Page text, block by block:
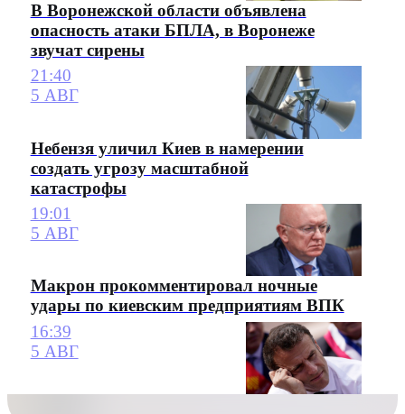
В Воронежской области объявлена
опасность атаки БПЛА, в Воронеже
звучат сирены
21:40
5 АВГ
Небензя уличил Киев в намерении
создать угрозу масштабной
катастрофы
19:01
5 АВГ
Макрон прокомментировал ночные
удары по киевским предприятиям ВПК
16:39
5 АВГ